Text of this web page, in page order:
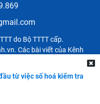
do Bộ TTTT cấp.
Các bài viết của Kênh
được tổng hợp từ các nguồn
tác. Mọi thông tin liên
các cơ quan, tổ chức
từ việc số hoá kiểm tra